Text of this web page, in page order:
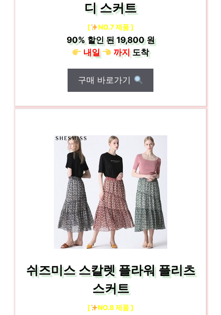
디 스커트
[ NO.7 제품 ]
90%할인 된19,800 원
내일
까지도착
구매 바로가기
쉬즈미스 스칼렛 플라워 플리츠
스커트
[ NO.8 제품 ]